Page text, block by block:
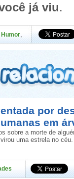
já viu.
Humor,
por
em
sobre a morte de
uma estrela no